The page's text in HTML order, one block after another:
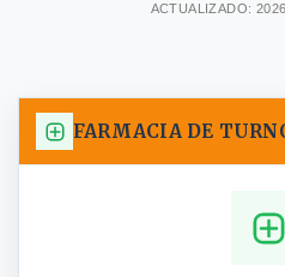
ACTUALIZADO:
FARMACIA DE